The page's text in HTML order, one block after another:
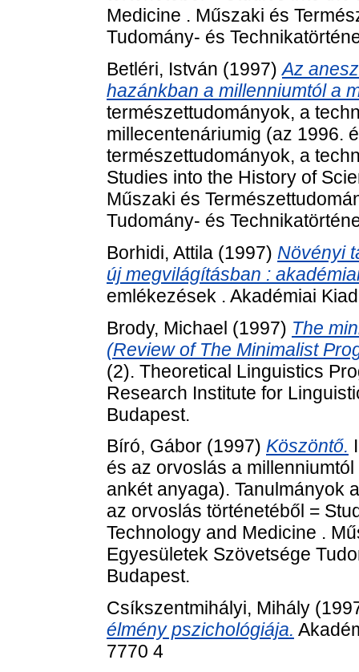
Medicine . Műszaki és
Tudomány- és
Betléri, István (1997)Az
hazánkban a millenniumtól a
természettudományok, a
millecentenáriumig (az 1996.
természettudományok, a
Studies into the History of
Műszaki és
Tudomány- és
Borhidi, Attila (1997) Növényi
új megvilágításban :
emlékezések . Akadémiai
Brody, Michael (1997) The
(Review of The Minimalist
(2). Theoretical Linguistics
Research Institute for
Budapest.
Bíró, Gábor (1997) Köszöntő.
és az orvoslás a
ankét anyaga). Tanulmányok
az orvoslás történetéből =
Technology and Medicine .
Egyesületek Szövetsége
Budapest.
Csíkszentmihályi, Mihály
élmény pszichológiája.
7770 4